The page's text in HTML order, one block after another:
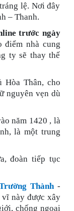
lệ. Nơi đây
– Thanh.
trước ngày
điểm nhà cung
ty sẽ thay thế
Hòa Thân, cho
nguyên vẹn dù
năm 1420 , là
là một trung
đoàn tiếp tục
Thành-
này được xây
chống ngoại